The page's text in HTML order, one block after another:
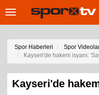
Toggle
Spor Haberleri Spor
Kayseri'de hakem isyanı:
Kayseri'de